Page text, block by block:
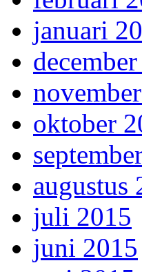
januari
oktober
augustus
juli 2015
juni 2015